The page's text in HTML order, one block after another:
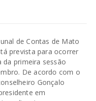
de Contas de Mato
prevista para ocorrer
da primeira sessão
De acordo com o
Gonçalo
em